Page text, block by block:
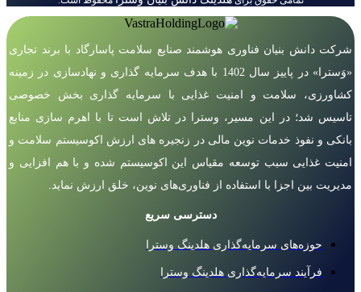
شرکت دانش بنیان فناوری هوشمند صنایع سلامت پاسارگاد با برند تجاری
«وَسترا» در پاییز سال 1402 با هدف سرمایه گذاری و نهادسازی در زمینه
کشاورزی، سلامت و امنیت غذایی با سرمایه گذاری بخش خصوصی
تاسیس شد؛ در این مسیر، وسترا در تلاش است تا با اهرم سازی منابع
بانکی و نفوذ خدمات نوین مالی در زنجیره های ارزش اکوسیستم سلامت و
امنیت غذایی سبب توسعه مقیاس این اکوسیستم شده و با هم افزایی و
مدیریت بین اجزا با استفاده از فناوری‌های نوین، خلق ارزش نماید.
دسترسی سریع
حوزه‌های سرمایه‌گذاری هلدینگ وسترا
فرآیند سرمایه‌گذاری هلدینگ وسترا